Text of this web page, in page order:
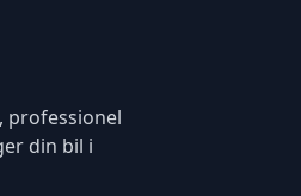
professionel
din bil i